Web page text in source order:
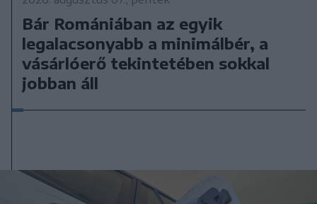
Bár Romániában az egyik
legalacsonyabb a minimálbér, a
vásárlóerő tekintetében sokkal
jobban áll